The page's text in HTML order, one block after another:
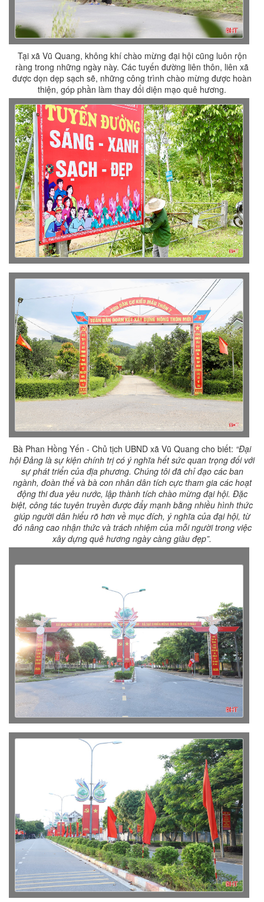
Tại xã Vũ Quang, không khí chào mừng đại hội cũng luôn rộn
ràng trong những ngày này. Các tuyến đường liên thôn, liên xã
được dọn dẹp sạch sẽ, những công trình chào mừng được hoàn
thiện, góp phần làm thay đổi diện mạo quê hương.
Bà Phan Hồng Yến - Chủ tịch UBND xã Vũ Quang cho biết: “Đại
hội Đảng là sự kiện chính trị có ý nghĩa hết sức quan trọng đối với
sự phát triển của địa phương. Chúng tôi đã chỉ đạo các ban
ngành, đoàn thể và bà con nhân dân tích cực tham gia các hoạt
động thi đua yêu nước, lập thành tích chào mừng đại hội. Đặc
biệt, công tác tuyên truyền được đẩy mạnh bằng nhiều hình thức
giúp người dân hiểu rõ hơn về mục đích, ý nghĩa của đại hội, từ
đó nâng cao nhận thức và trách nhiệm của mỗi người trong việc
xây dựng quê hương ngày càng giàu đẹp”.